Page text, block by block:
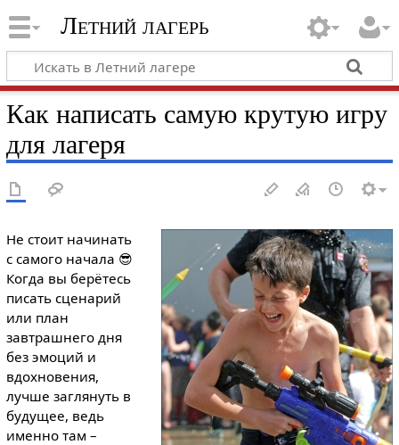
Летний лагерь
Как написать самую крутую игру
для лагеря
Не стоит начинать
с самого начала 😎
Когда вы берётесь
писать сценарий
или план
завтрашнего дня
без эмоций и
вдохновения,
лучше заглянуть в
будущее, ведь
именно там –